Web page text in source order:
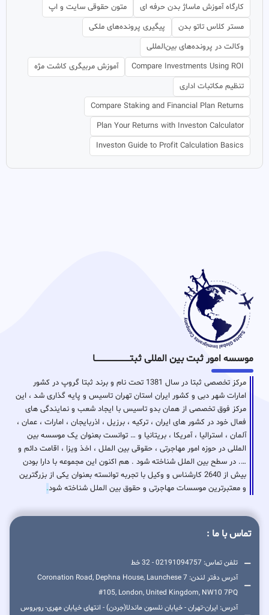
کارگاه آموزش ماساژ بدن حرفه ای
متون حقوقی سایت و اپ
مستر کلاس تاتو بدن
پیگیری پرونده‌های ملکی
وکالت در پرونده‌های بین‌المللی
Compare Investments Using ROI
آموزش مربیگری کاشت مژه
تنظیم مکاتبات اداری
Compare Staking and Financial Plan Returns
Plan Your Returns with Investon Calculator
Investon Guide to Profit Calculation Basics
موسسه امور ثبت بین المللی ثبتـــــــــــــــــــــــــــــا
مرکز تخصصی ثبتا در سال 1381 تحت نام و برند ثبتا گروپ در کشور
امارات شهر دبی و کشور ایران استان تهران تاسیس و پایه گذاری شد ، این
مرکز فوق تخصصی از همان بدو تاسیس با ایجاد شعب و نمایندگی های
فعال خود در کشور های ایران ، ترکیه ، برزیل ، اذربایجان ، امارات ، عمان ،
آلمان ، استرالیا ، آمریکا ، بریتانیا و … توانست بعنوان یک موسسه بین
المللی در حوزه امور مهاجرتی ، حقوقی بین الملل ، اخذ ویزا ، اقامت دائم و
…. در سطح بین الملل شناخته شود . هم اکنون این مجموعه با دارا بودن
بیش از 2640 کارشناس و وکیل با تجربه توانسته بعنوان یکی از بزرگترین
و معتبرترین موسسات مهاجرتی و حقوق بین الملل شناخته شود.
تماس با ما :
تلفن تماس: 02191094757 - 32 خط
آدرس دفتر لندن: 7 Coronation Road, Dephna House, Launchese
#105, London, United Kingdom, NW10 7PQ
آدرس: ایران-تهران - خیابان نلسون ماندلا(جردن) - انتهای خیابان مهری- روبروس